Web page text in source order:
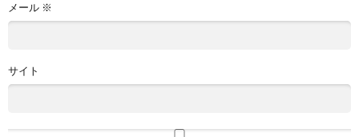
メール ※
サイト